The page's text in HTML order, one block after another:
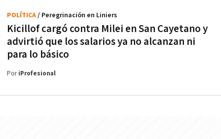
Kicillof cargó contra Milei en San Cayetano y
advirtió que los salarios ya no alcanzan ni
para lo básico
POLÍTICA/ Peregrinación en Liniers
PoriProfesional